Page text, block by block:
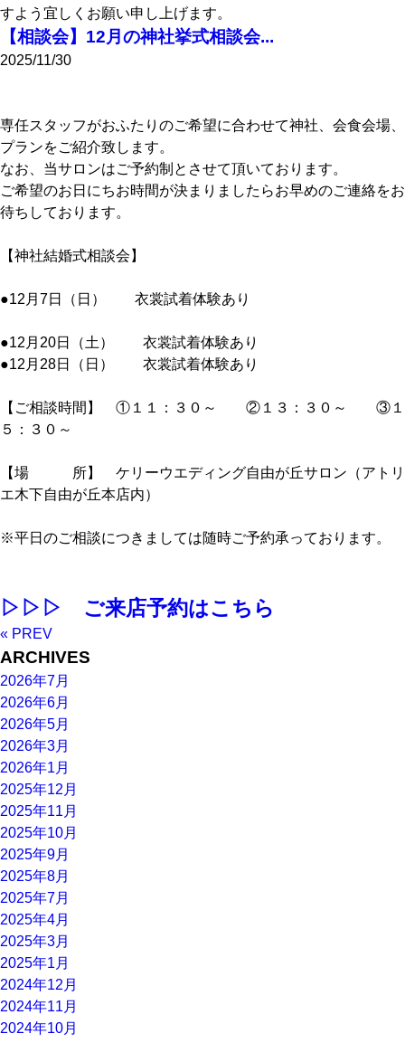
すよう宜しくお願い申し上げます。
【相談会】12月の神社挙式相談会...
2025/11/30
専任スタッフがおふたりのご希望に合わせて神社、会食会場、
プランをご紹介致します。
なお、当サロンはご予約制とさせて頂いております。
ご希望のお日にちお時間が決まりましたらお早めのご連絡をお
待ちしております。
【神社結婚式相談会】
●12月7日（日） 衣裳試着体験あり
●12月20日（土） 衣裳試着体験あり
●12月28日（日） 衣裳試着体験あり
【ご相談時間】 ①１１：３０～ ②１３：３０～ ③１
５：３０～
【場 所】 ケリーウエディング自由が丘サロン（アトリ
エ木下自由が丘本店内）
※平日のご相談につきましては随時ご予約承っております。
▷▷▷ ご来店予約はこちら
« PREV
ARCHIVES
2026年7月
2026年6月
2026年5月
2026年3月
2026年1月
2025年12月
2025年11月
2025年10月
2025年9月
2025年8月
2025年7月
2025年4月
2025年3月
2025年1月
2024年12月
2024年11月
2024年10月